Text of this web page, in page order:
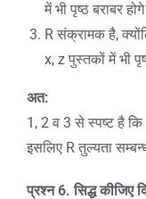
में भी पृष्ठ बराबर
R संक्रामक है,
x, z पुस्तकों में भी
अत:
1, 2 व 3 से स्पष्ट है
इसलिए R तुल्यता
प्रश्न6. सिद्ध कीजिए